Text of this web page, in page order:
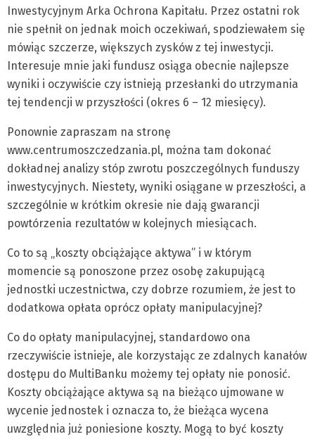
Inwestycyjnym Arka Ochrona Kapitału. Przez ostatni rok
nie spełnił on jednak moich oczekiwań, spodziewałem się
mówiąc szczerze, większych zysków z tej inwestycji.
Interesuje mnie jaki fundusz osiąga obecnie najlepsze
wyniki i oczywiście czy istnieją przesłanki do utrzymania
tej tendencji w przyszłości (okres 6 – 12 miesięcy).
Ponownie zapraszam na stronę
www.centrumoszczedzania.pl, można tam dokonać
dokładnej analizy stóp zwrotu poszczególnych funduszy
inwestycyjnych. Niestety, wyniki osiągane w przeszłości, a
szczególnie w krótkim okresie nie dają gwarancji
powtórzenia rezultatów w kolejnych miesiącach.
Co to są „koszty obciążające aktywa” i w którym
momencie są ponoszone przez osobę zakupującą
jednostki uczestnictwa, czy dobrze rozumiem, że jest to
dodatkowa opłata oprócz opłaty manipulacyjnej?
Co do opłaty manipulacyjnej, standardowo ona
rzeczywiście istnieje, ale korzystając ze zdalnych kanałów
dostępu do MultiBanku możemy tej opłaty nie ponosić.
Koszty obciążające aktywa są na bieżąco ujmowane w
wycenie jednostek i oznacza to, że bieżąca wycena
uwzględnia już poniesione koszty. Mogą to być koszty